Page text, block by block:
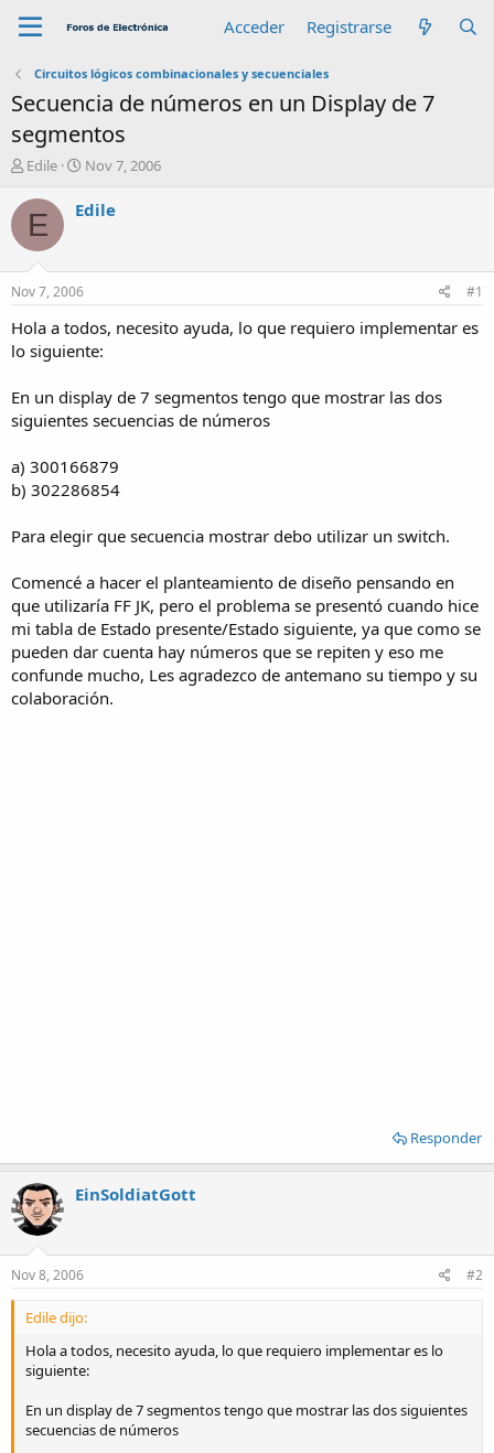
Acceder Registrarse
Circuitos lógicos combinacionales y secuenciales
Secuencia de números en un Display de 7
segmentos
A
t
o
r
Edile
F
c
n
i
c
o
Nov 7, 2006
E Edile
Nov 7, 2006 #1
Hola a todos, necesito ayuda, lo que requiero implementar es
lo siguiente:
En un display de 7 segmentos tengo que mostrar las dos
siguientes secuencias de números
a) 300166879
b) 302286854
Para elegir que secuencia mostrar debo utilizar un switch.
Comencé a hacer el planteamiento de diseño pensando en
que utilizaría FF JK, pero el problema se presentó cuando hice
mi tabla de Estado presente/Estado siguiente, ya que como se
pueden dar cuenta hay números que se repiten y eso me
confunde mucho, Les agradezco de antemano su tiempo y su
colaboración.
Responder
EinSoldiatGott
Nov 8, 2006 #2
Edile dijo:
Hola a todos, necesito ayuda, lo que requiero implementar es lo
siguiente:
En un display de 7 segmentos tengo que mostrar las dos siguientes
secuencias de números